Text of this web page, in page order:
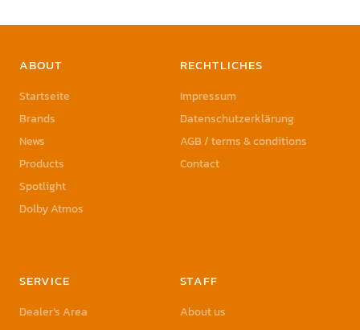
ABOUT
Startseite
Brands
News
Products
Spotlight
Dolby Atmos
RECHTLICHES
Impressum
Datenschutzerklärung
AGB / terms & conditions
Contact
SERVICE
Dealer’s Area
STAFF
About us